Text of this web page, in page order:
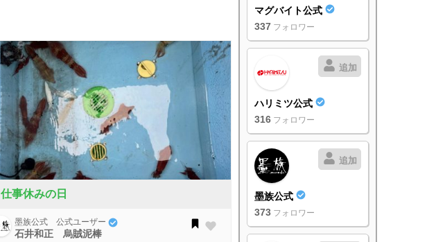
仕事休みの日
墨族公式 公式ユーザー
石井和正 烏賊泥棒
マグバイト公式
337 フォロワー
追加
ハリミツ公式
316 フォロワー
追加
墨族公式
373 フォロワー